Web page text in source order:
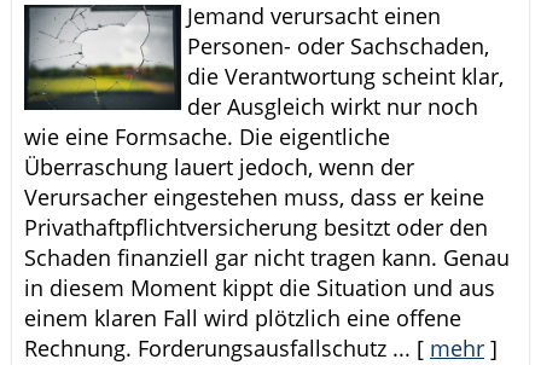
Jemand verursacht einen
Personen- oder Sachschaden,
die Verantwortung scheint klar,
der Ausgleich wirkt nur noch
wie eine Formsache. Die eigentliche
Überraschung lauert jedoch, wenn der
Verursacher eingestehen muss, dass er keine
Privathaftpflichtversicherung besitzt oder den
Schaden finanziell gar nicht tragen kann. Genau
in diesem Moment kippt die Situation und aus
einem klaren Fall wird plötzlich eine offene
Rechnung. Forderungsausfallschutz ... [ mehr ]